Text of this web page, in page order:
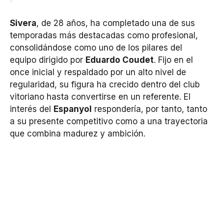
Sivera, de 28 años, ha completado una de sus
temporadas más destacadas como profesional,
consolidándose como uno de los pilares del
equipo dirigido por Eduardo Coudet. Fijo en el
once inicial y respaldado por un alto nivel de
regularidad, su figura ha crecido dentro del club
vitoriano hasta convertirse en un referente. El
interés del
Espanyol respondería, por tanto, tanto
a su presente competitivo como a una trayectoria
que combina madurez y ambición.